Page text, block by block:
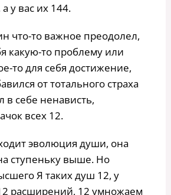
у вас их 144.
что-то важное преодолел,
какую-то проблему или
то для себя достижение,
от тотального страха
в себе ненависть,
всех 12.
эволюция души, она
ступеньку выше. Но
Я таких душ 12, у
расширений, 12 умножаем